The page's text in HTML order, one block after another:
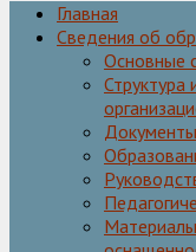
Главная
Сведения об
Основные
Структура
Документы